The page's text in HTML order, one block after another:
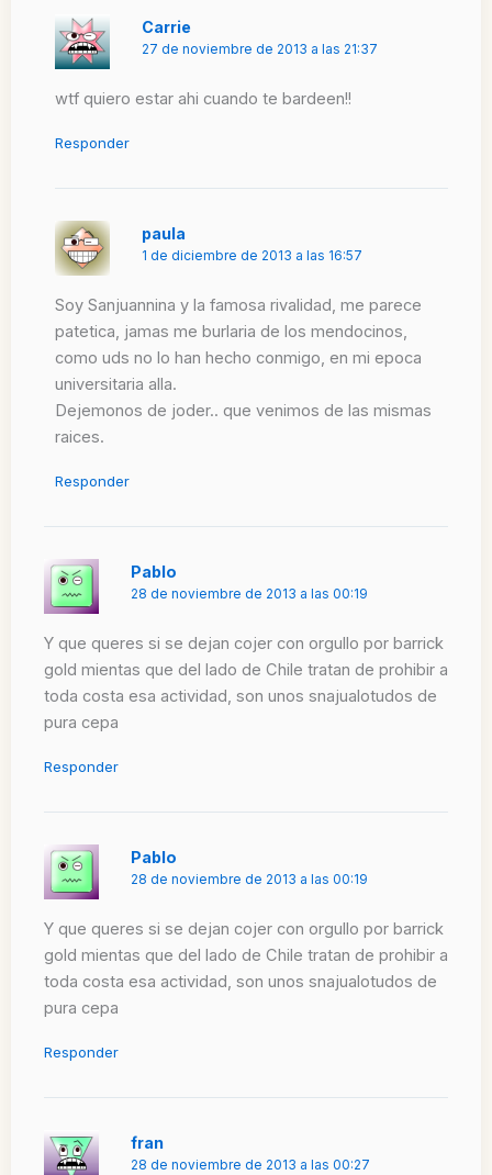
Carrie
27 de noviembre de 2013 a las 21:37
wtf quiero estar ahi cuando te bardeen!!
Responder
paula
1 de diciembre de 2013 a las 16:57
Soy Sanjuannina y la famosa rivalidad, me parece
patetica, jamas me burlaria de los mendocinos,
como uds no lo han hecho conmigo, en mi epoca
universitaria alla.
Dejemonos de joder.. que venimos de las mismas
raices.
Responder
Pablo
28 de noviembre de 2013 a las 00:19
Y que queres si se dejan cojer con orgullo por barrick
gold mientas que del lado de Chile tratan de prohibir a
toda costa esa actividad, son unos snajualotudos de
pura cepa
Responder
Pablo
28 de noviembre de 2013 a las 00:19
Y que queres si se dejan cojer con orgullo por barrick
gold mientas que del lado de Chile tratan de prohibir a
toda costa esa actividad, son unos snajualotudos de
pura cepa
Responder
fran
28 de noviembre de 2013 a las 00:27